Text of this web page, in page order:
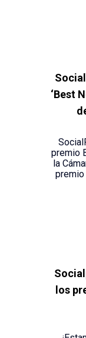
‘Best
premio
la
premio
los